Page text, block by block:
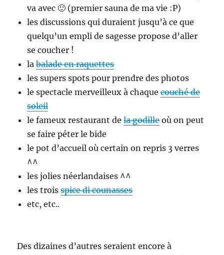
va avec 🙂 (premier sauna de ma vie :P)
les discussions qui duraient jusqu’à ce que
quelqu’un empli de sagesse propose d’aller
se coucher !
labalade en raquettes
les supers spots pour prendre des photos
le spectacle merveilleux à chaquecouché de
soleil
le fameux restaurant dela godilleoù on peut
se faire péter le bide
le pot d’accueil où certain on repris 3 verres
^^
les jolies néerlandaises ^^
les troisspice di counasses
etc, etc..
Des dizaines d’autres seraient encore à